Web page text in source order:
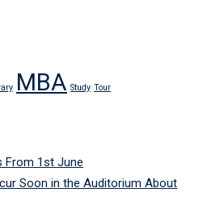
MBA Study Tour
From 1st June
Soon in the Auditorium About